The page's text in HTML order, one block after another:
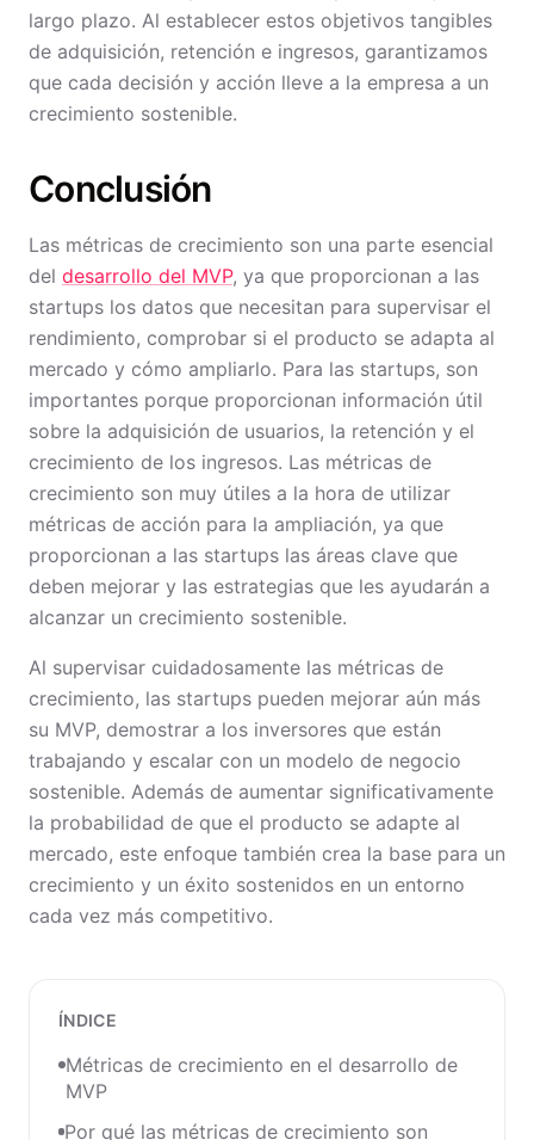
largo plazo. Al establecer estos objetivos tangibles
de adquisición, retención e ingresos, garantizamos
que cada decisión y acción lleve a la empresa a un
crecimiento sostenible.
Conclusión
Las métricas de crecimiento son una parte esencial
del desarrollo del MVP, ya que proporcionan a las
startups los datos que necesitan para supervisar el
rendimiento, comprobar si el producto se adapta al
mercado y cómo ampliarlo. Para las startups, son
importantes porque proporcionan información útil
sobre la adquisición de usuarios, la retención y el
crecimiento de los ingresos. Las métricas de
crecimiento son muy útiles a la hora de utilizar
métricas de acción para la ampliación, ya que
proporcionan a las startups las áreas clave que
deben mejorar y las estrategias que les ayudarán a
alcanzar un crecimiento sostenible.
Al supervisar cuidadosamente las métricas de
crecimiento, las startups pueden mejorar aún más
su MVP, demostrar a los inversores que están
trabajando y escalar con un modelo de negocio
sostenible. Además de aumentar significativamente
la probabilidad de que el producto se adapte al
mercado, este enfoque también crea la base para un
crecimiento y un éxito sostenidos en un entorno
cada vez más competitivo.
ÍNDICE
Métricas de crecimiento en el desarrollo de
MVP
Por qué las métricas de crecimiento son